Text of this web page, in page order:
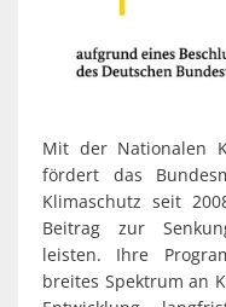
Mit der Nationalen
fördert das
Klimaschutz seit
Beitrag zur
leisten. Ihre
breites Spektrum an